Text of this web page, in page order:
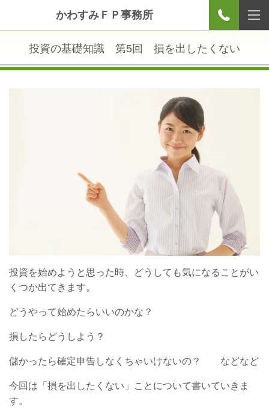
かわすみＦＰ事務所
投資の基礎知識 第5回 損を出したくない
投資を始めようと思った時、どうしても気になることがい
くつか出てきます。
どうやって始めたらいいのかな？
損したらどうしよう？
儲かったら確定申告しなくちゃいけないの？ などなど
今回は「損を出したくない」ことについて書いていきま
す。